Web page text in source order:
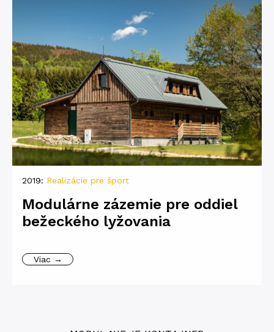
2019: Realizácie pre šport
Modulárne zázemie pre oddiel
bežeckého lyžovania
Viac →